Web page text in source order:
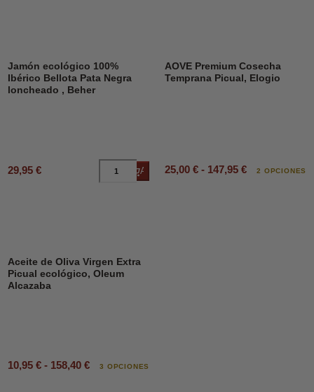
Jamón ecológico 100%
Ibérico Bellota Pata Negra
loncheado , Beher
29,95 € Añadir al carrito
AOVE Premium Cosecha
Temprana Picual, Elogio
25,00 € - 147,95 € 2 OPCIONES
Aceite de Oliva Virgen Extra
Picual ecológico, Oleum
Alcazaba
10,95 € - 158,40 € 3 OPCIONES